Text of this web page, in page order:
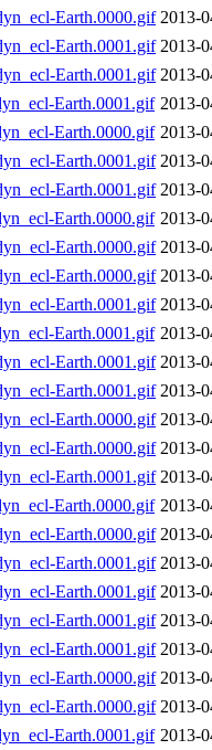
Earth.0000.gif 2013-
Earth.0001.gif 2013-
Earth.0001.gif 2013-
Earth.0001.gif 2013-
Earth.0000.gif 2013-
Earth.0001.gif 2013-
Earth.0001.gif 2013-
Earth.0000.gif 2013-
Earth.0000.gif 2013-
Earth.0000.gif 2013-
Earth.0001.gif 2013-
Earth.0001.gif 2013-
Earth.0001.gif 2013-
Earth.0001.gif 2013-
Earth.0000.gif 2013-
Earth.0000.gif 2013-
Earth.0001.gif 2013-
Earth.0000.gif 2013-
Earth.0000.gif 2013-
Earth.0001.gif 2013-
Earth.0001.gif 2013-
Earth.0001.gif 2013-
Earth.0001.gif 2013-
Earth.0000.gif 2013-
Earth.0000.gif 2013-
Earth.0001.gif 2013-